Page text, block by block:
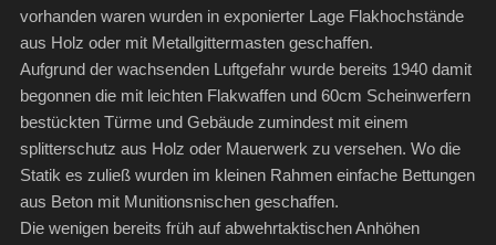
vorhanden waren wurden in exponierter Lage Flakhochstände
aus Holz oder mit Metallgittermasten geschaffen.
Aufgrund der wachsenden Luftgefahr wurde bereits 1940 damit
begonnen die mit leichten Flakwaffen und 60cm Scheinwerfern
bestückten Türme und Gebäude zumindest mit einem
splitterschutz aus Holz oder Mauerwerk zu versehen. Wo die
Statik es zuließ wurden im kleinen Rahmen einfache Bettungen
aus Beton mit Munitionsnischen geschaffen.
Die wenigen bereits früh auf abwehrtaktischen Anhöhen